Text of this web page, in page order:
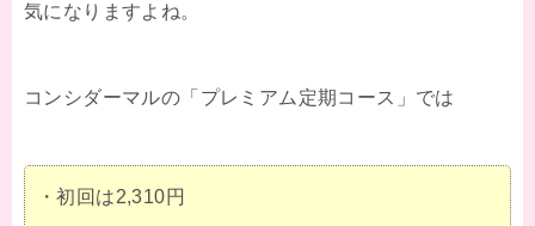
気になりますよね。
コンシダーマルの「プレミアム定期コース」では
・初回は2,310円